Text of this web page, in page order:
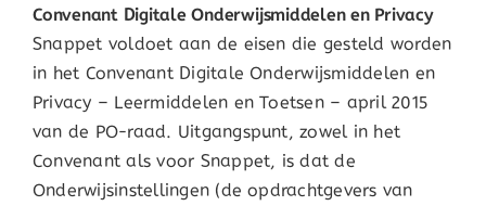
Convenant Digitale Onderwijsmiddelen en Privacy
Snappet voldoet aan de eisen die gesteld worden
in het Convenant Digitale Onderwijsmiddelen en
Privacy – Leermiddelen en Toetsen – april 2015
van de PO-raad. Uitgangspunt, zowel in het
Convenant als voor Snappet, is dat de
Onderwijsinstellingen (de opdrachtgevers van